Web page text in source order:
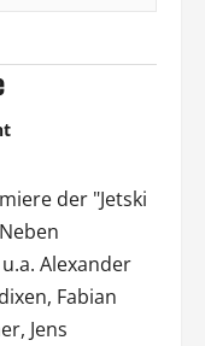
der "Jetski
Alexander
Fabian
Jens